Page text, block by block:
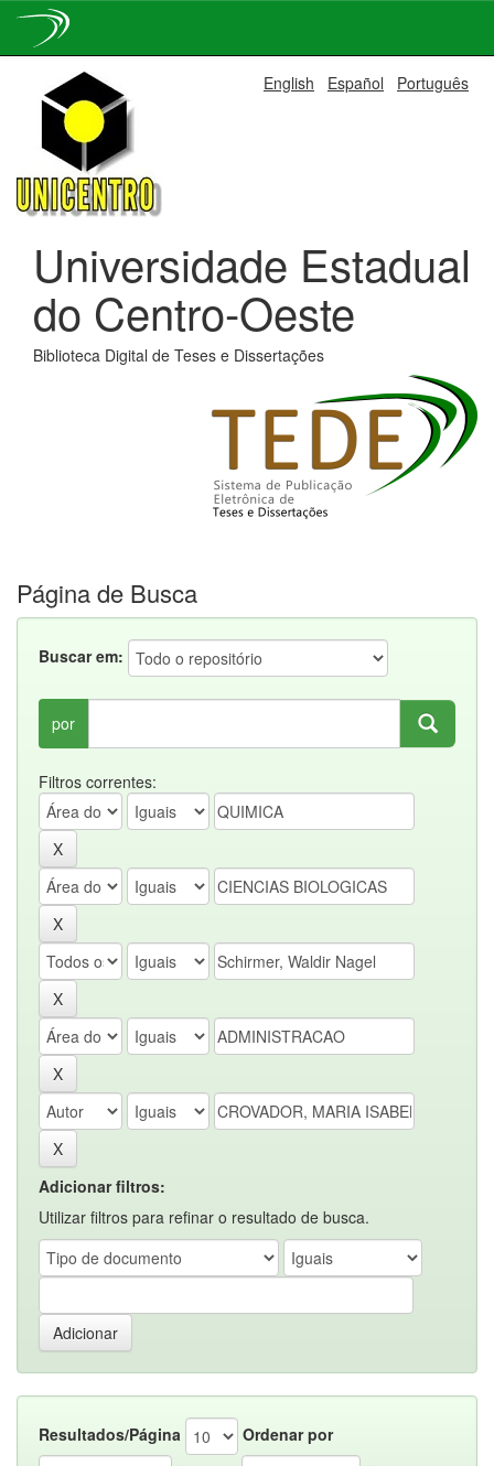
navigation
English Español Português
Universidade Estadual
do Centro-Oeste
Biblioteca Digital de Teses e Dissertações
Página de Busca
Buscar em:
por
Filtros correntes:
Adicionar filtros:
Utilizar filtros para refinar o resultado de busca.
Resultados/Página
Ordenar por